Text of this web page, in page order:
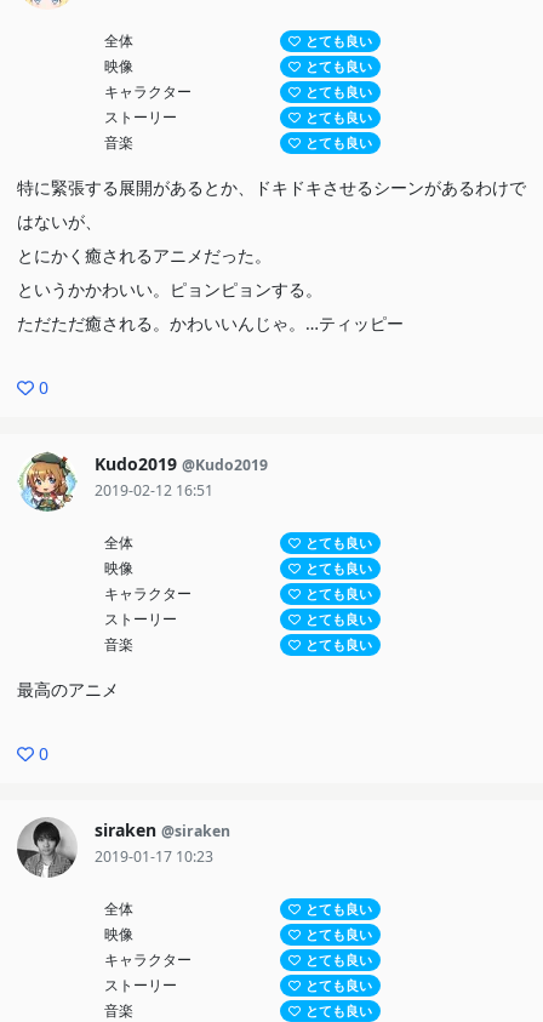
全体 とても良い
映像 とても良い
キャラクター とても良い
ストーリー とても良い
音楽 とても良い
特に緊張する展開があるとか、ドキドキさせるシーンがあるわけで
はないが、
とにかく癒されるアニメだった。
というかかわいい。ピョンピョンする。
ただただ癒される。かわいいんじゃ。…ティッピー
0
Kudo2019 @Kudo2019
2019-02-12 16:51
全体 とても良い
映像 とても良い
キャラクター とても良い
ストーリー とても良い
音楽 とても良い
最高のアニメ
0
siraken @siraken
2019-01-17 10:23
全体 とても良い
映像 とても良い
キャラクター とても良い
ストーリー とても良い
音楽 とても良い